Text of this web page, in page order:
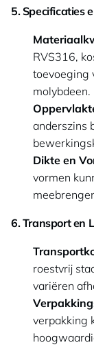
5. Specificaties
RVS316,
toevoeging
molybdeen.
anderszins
Dikte en
vormen
6. Transport en
roestvrij
variëren
verpakking